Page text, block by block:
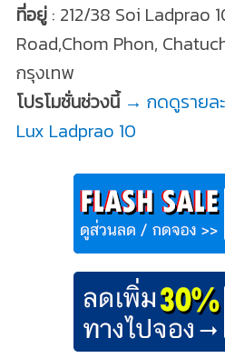
ที่อยู่: 212/38 Soi Ladprao
Road,Chom Phon,
กรุงเทพ
โปรโมชั่นช่วงนี้ → กดดูรายล
Lux Ladprao 10